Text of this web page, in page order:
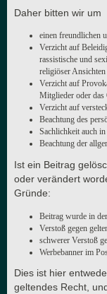
Daher bitten wir um
einen freundlichen
Verzicht auf
rassistische und
religiöser
Verzicht auf
Mitglieder oder
Verzicht auf
Beachtung des
Sachlichkeit auch
Beachtung der
Ist ein Beitrag
oder verändert
Gründe:
Beitrag wurde in
Verstoß gegen
schwerer Verstoß
Werbebanner im
Dies ist hier
geltendes Recht,